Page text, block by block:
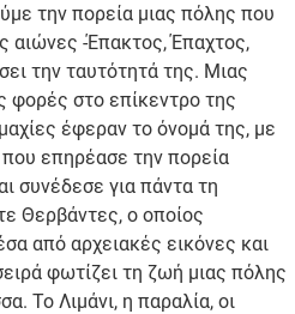
την πορεία μιας πόλης που
αιώνες -Έπακτος, Έπαχτος,
την ταυτότητά της. Μιας
στο επίκεντρο της
έφεραν το όνομά της, με
επηρέασε την πορεία
συνέδεσε για πάντα τη
Θερβάντες, ο οποίος
από αρχειακές εικόνες και
φωτίζει τη ζωή μιας πόλης
Το Λιμάνι, η παραλία, οι